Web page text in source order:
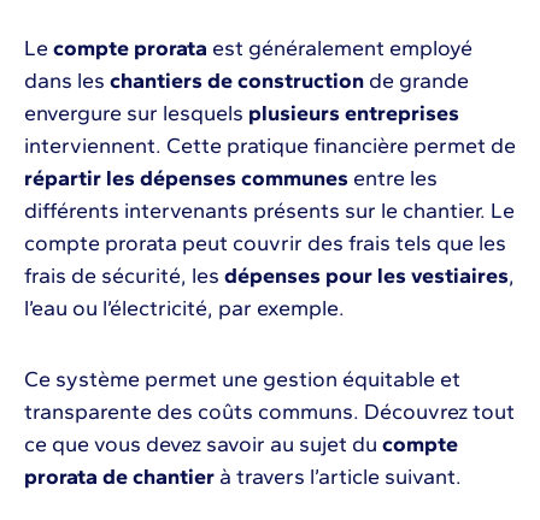
Le compte prorata est généralement employé
dans les chantiers de construction de grande
envergure sur lesquels plusieurs entreprises
interviennent. Cette pratique financière permet de
répartir les dépenses communes entre les
différents intervenants présents sur le chantier. Le
compte prorata peut couvrir des frais tels que les
frais de sécurité, les dépenses pour les vestiaires,
l’eau ou l’électricité, par exemple.
Ce système permet une gestion équitable et
transparente des coûts communs. Découvrez tout
ce que vous devez savoir au sujet du compte
prorata de chantier à travers l’article suivant.